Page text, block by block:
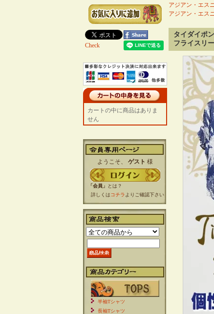
アジアン・エス
アジアン・エス
タイダイポ
フライスリ
Check
カートの中に商品はありま
せん
ようこそ、 ゲスト 様
「会員」
とは？
詳しくはコチラ よりご確認下さい
半袖Tシャツ
長袖Tシャツ